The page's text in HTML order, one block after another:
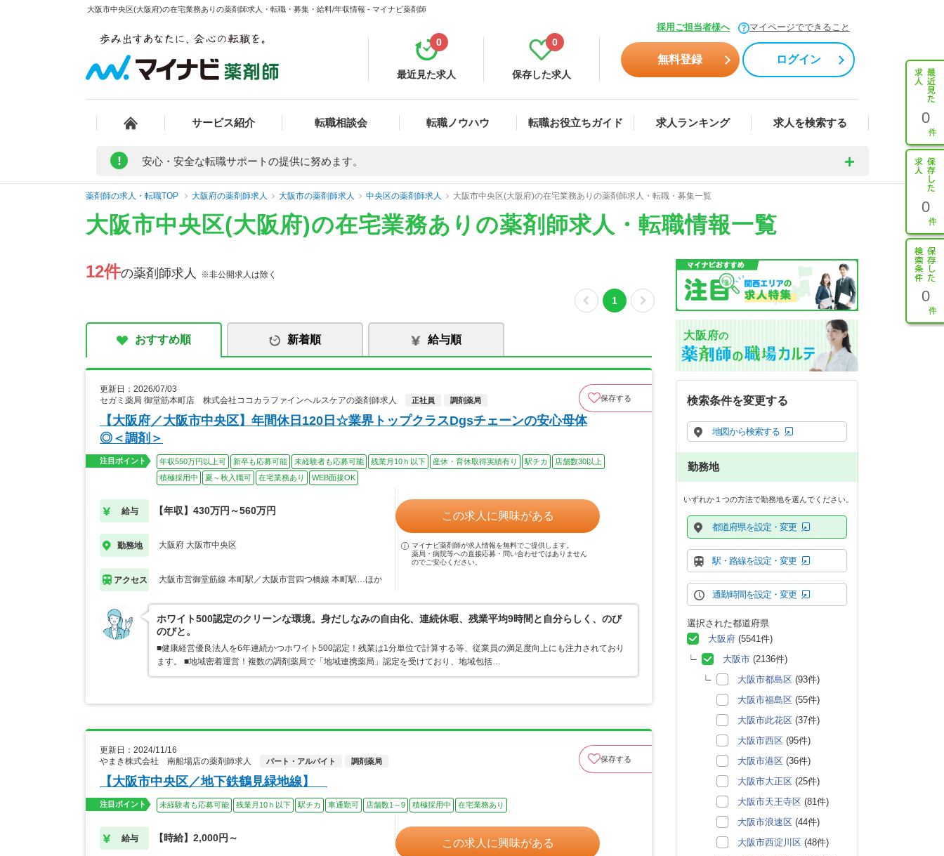
大阪市中央区(大阪府)の在宅業務ありの薬剤師求人・転職・募集・給料/年収情報 - マイナビ薬剤師
採用ご担当者様へ マイページでできること
最近見た求人
0
保存した求人
0
無料登録 ログイン
サービス紹介 転職相談会 転職ノウハウ 転職お役立ちガイド 求人ランキング 求人を検索する 0
0
0
! 安心・安全な転職サポートの提供に努めます。
薬剤師の求人・転職TOP 大阪府の薬剤師求人 大阪市の薬剤師求人 中央区の薬剤師求人 大阪市中央区(大阪府)の在宅業務ありの薬剤師求人・転職・募集一覧
大阪市中央区(大阪府)の在宅業務ありの薬剤師求人・転職情報一覧
12件の薬剤師求人 ※非公開求人は除く
1
おすすめ順 新着順 給与順
更新日：2026/07/03
セガミ薬局 御堂筋本町店 株式会社ココカラファインヘルスケアの薬剤師求人
正社員 調剤薬局 保存する
【大阪府／大阪市中央区】年間休日120日☆業界トップクラスDgsチェーンの安心母体
◎＜調剤＞
注目ポイント 年収550万円以上可 新卒も応募可能 未経験者も応募可能 残業月10ｈ以下 産休・育休取得実績有り 駅チカ
店舗数30以上
積極採用中
夏～秋入職可 在宅業務あり WEB面接OK
給与 【年収】430万円～560万円
勤務地 大阪府 大阪市中央区
アクセス 大阪市営御堂筋線 本町駅／大阪市営四つ橋線 本町駅…ほか
この求人に興味がある
マイナビ薬剤師が求人情報を無料でご提供します。
薬局・病院等への直接応募・問い合わせではありません
のでご安心ください。
ホワイト500認定のクリーンな環境。身だしなみの自由化、連続休暇、残業平均9時間と自分らしく、のび
のびと。
■健康経営優良法人を6年連続かつホワイト500認定！残業は1分単位で計算する等、従業員の満足度向上にも注力されており
ます。 ■地域密着運営！複数の調剤薬局で「地域連携薬局」認定を受けており、地域包括…
更新日：2024/11/16
やまき株式会社 南船場店の薬剤師求人
パート・アルバイト 調剤薬局 保存する
【大阪市中央区／地下鉄鶴見緑地線】
注目ポイント 未経験者も応募可能 残業月10ｈ以下 駅チカ 車通勤可 店舗数1～9 積極採用中 在宅業務あり
給与 【時給】2,000円～ この求人に興味がある
大阪府の
検索条件を変更する
地図から検索する
勤務地
いずれか１つの方法で勤務地を選んでください。
都道府県を設定・変更
駅・路線を設定・変更
通勤時間を設定・変更
選択された都道府県
大阪府 (5541件)
大阪市 (2136件)
大阪市都島区 (93件)
大阪市福島区 (55件)
大阪市此花区 (37件)
大阪市西区 (95件)
大阪市港区 (36件)
大阪市大正区 (25件)
大阪市天王寺区 (81件)
大阪市浪速区 (44件)
大阪市西淀川区 (48件)